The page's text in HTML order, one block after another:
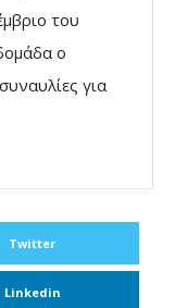
του
ο
για
Twitter
Linkedin